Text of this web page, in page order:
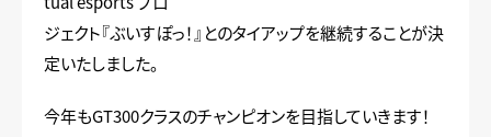
ジェクト『ぶいすぽっ！』とのタイアップを継続することが決
定いたしました。
今年もGT300クラスのチャンピオンを目指していきます！